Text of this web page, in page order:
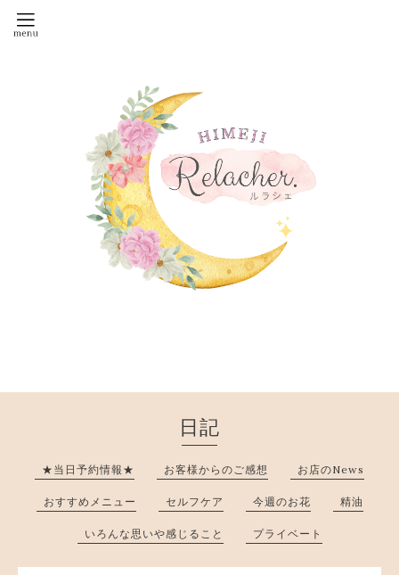
日記
★当日予約情報★ お客様からのご感想 お店のNews
おすすめメニュー セルフケア 今週のお花 精油
いろんな思いや感じること プライベート